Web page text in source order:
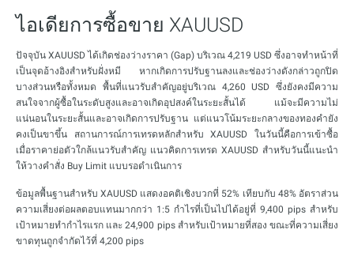
ไอเดียการซื้อขาย XAUUSD
ปัจจุบัน XAUUSD ได้เกิดช่องว่างราคา (Gap) บริเวณ 4,219 USD ซึ่งอาจทำหน้าที่
เป็นจุดอ้างอิงสำหรับฝั่งหมี หากเกิดการปรับฐานลงและช่องว่างดังกล่าวถูกปิด
บางส่วนหรือทั้งหมด พื้นที่แนวรับสำคัญอยู่บริเวณ 4,260 USD ซึ่งยังคงมีความ
สนใจจากผู้ซื้อในระดับสูงและอาจเกิดอุปสงค์ในระยะสั้นได้ แม้จะมีความไม่
แน่นอนในระยะสั้นและอาจเกิดการปรับฐาน แต่แนวโน้มระยะกลางของทองคำยัง
คงเป็นขาขึ้น สถานการณ์การเทรดหลักสำหรับ XAUUSD ในวันนี้คือการเข้าซื้อ
เมื่อราคาย่อตัวใกล้แนวรับสำคัญ แนวคิดการเทรด XAUUSD สำหรับวันนี้แนะนำ
ให้วางคำสั่ง Buy Limit แบบรอดำเนินการ
ข้อมูลพื้นฐานสำหรับ XAUUSD แสดงอคติเชิงบวกที่ 52% เทียบกับ 48% อัตราส่วน
ความเสี่ยงต่อผลตอบแทนมากกว่า 1:5 กำไรที่เป็นไปได้อยู่ที่ 9,400 pips สำหรับ
เป้าหมายทำกำไรแรก และ 24,900 pips สำหรับเป้าหมายที่สอง ขณะที่ความเสี่ยง
ขาดทุนถูกจำกัดไว้ที่ 4,200 pips